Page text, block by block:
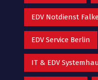
EDV Notdienst
EDV Service Berlin
IT & EDV